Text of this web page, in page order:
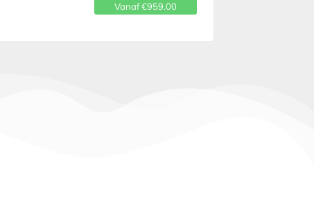
Vanaf €959.00